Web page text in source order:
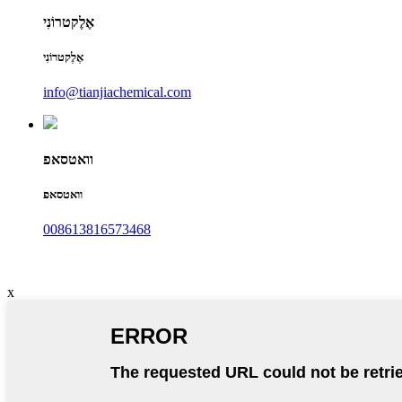
אֶלֶקטרוֹנִי
אֶלֶקטרוֹנִי
info@tianjiachemical.com
וואטסאפ
וואטסאפ
008613816573468
x